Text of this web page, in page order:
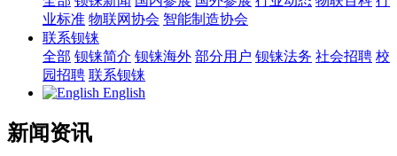
业标准 物联网协会 智能制造协会
联系钡铼
全部 钡铼简介 钡铼海外 部分用户 钡铼法务 社会招聘 校
园招聘 联系钡铼
English
新闻资讯